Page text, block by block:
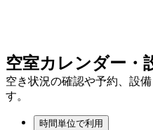
空室カレンダー・
空き状況の確認や予約、設
す。
時間単位で利用